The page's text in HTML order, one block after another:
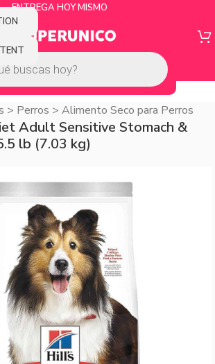
ENTREGA HOY MISMO
> Perros > Alimento Seco para Perros
Adult Sensitive Stomach &
lb (7.03 kg)